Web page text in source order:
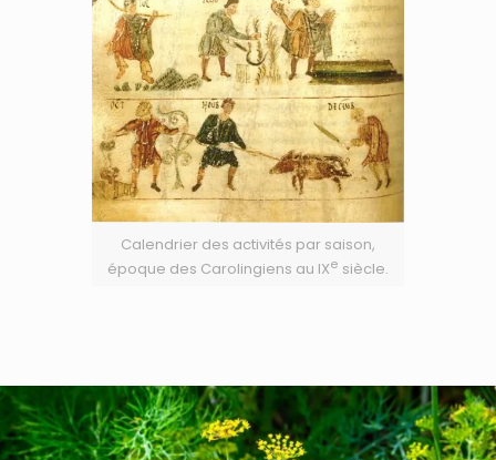
Calendrier des activités par saison,
époque des Carolingiens au IXe siècle.